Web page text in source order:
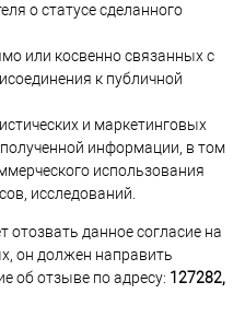
о статусе сделанного
или косвенно связанных с
к публичной
и маркетинговых
информации, в том
использования
исследований.
отозвать данное согласие на
он должен направить
об отзыве по адресу: 127282,